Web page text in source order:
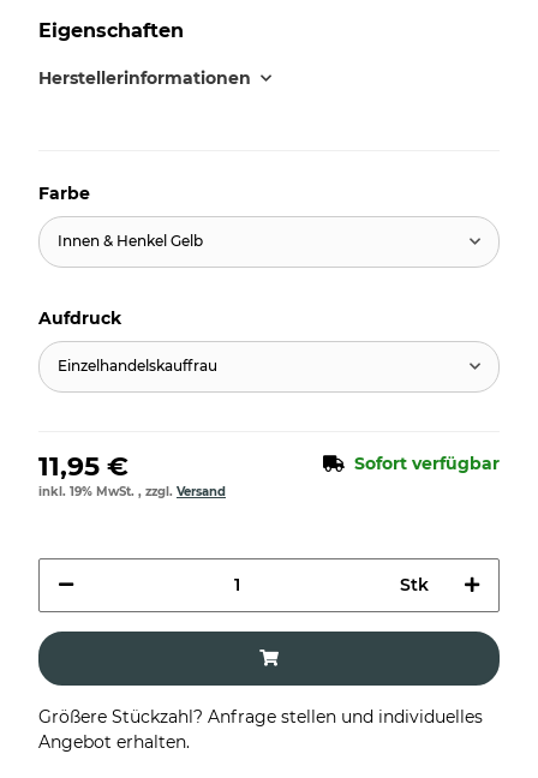
Eigenschaften
Herstellerinformationen
Farbe
Innen & Henkel Gelb
Aufdruck
Einzelhandelskauffrau
11,95 € Sofort verfügbar
inkl. 19% MwSt. , zzgl. Versand
Stk
Größere Stückzahl? Anfrage stellen und individuelles
Angebot erhalten.